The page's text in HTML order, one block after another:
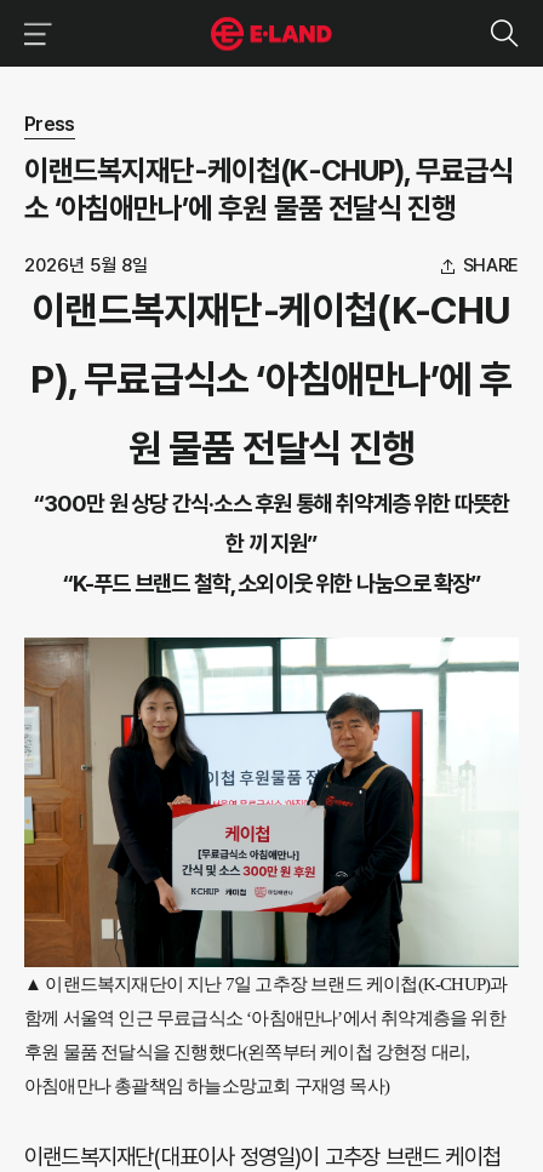
뉴스 상세보기
Press
이랜드복지재단-케이첩(K-CHUP), 무료급식
소 ‘아침애만나’에 후원 물품 전달식 진행
2026년 5월 8일 SHARE
이랜드복지재단-케이첩(K-CHU
P), 무료급식소 ‘아침애만나’에 후
원 물품 전달식 진행
“300만 원 상당 간식·소스 후원 통해 취약계층 위한 따뜻한
한 끼 지원”
“K-푸드 브랜드 철학, 소외이웃 위한 나눔으로 확장”
▲ 이랜드복지재단이 지난 7일 고추장 브랜드 케이첩(K-CHUP)과
함께 서울역 인근 무료급식소 ‘아침애만나’에서 취약계층을 위한
후원 물품 전달식을 진행했다(왼쪽부터 케이첩 강현정 대리,
아침애만나 총괄책임 하늘소망교회 구재영 목사)
이랜드복지재단(대표이사 정영일)이 고추장 브랜드 케이첩